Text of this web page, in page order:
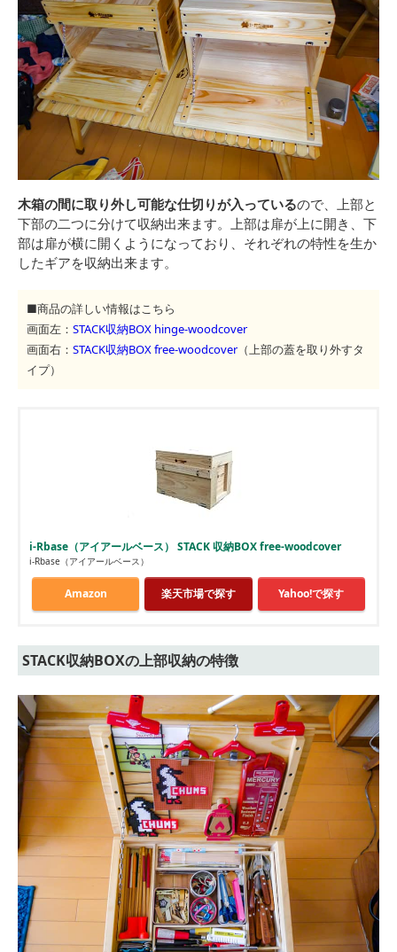
木箱の間に取り外し可能な仕切りが入っているので、上部と
下部の二つに分けて収納出来ます。上部は扉が上に開き、下
部は扉が横に開くようになっており、それぞれの特性を生か
したギアを収納出来ます。
■商品の詳しい情報はこちら
画面左： STACK収納BOX hinge-woodcover
画面右： STACK収納BOX free-woodcover（上部の蓋を取り外すタ
イプ）
i-Rbase（アイアールベース） STACK 収納BOX free-woodcover
i-Rbase（アイアールベース）
Amazon 楽天市場で探す Yahoo!で探す
STACK収納BOXの上部収納の特徴